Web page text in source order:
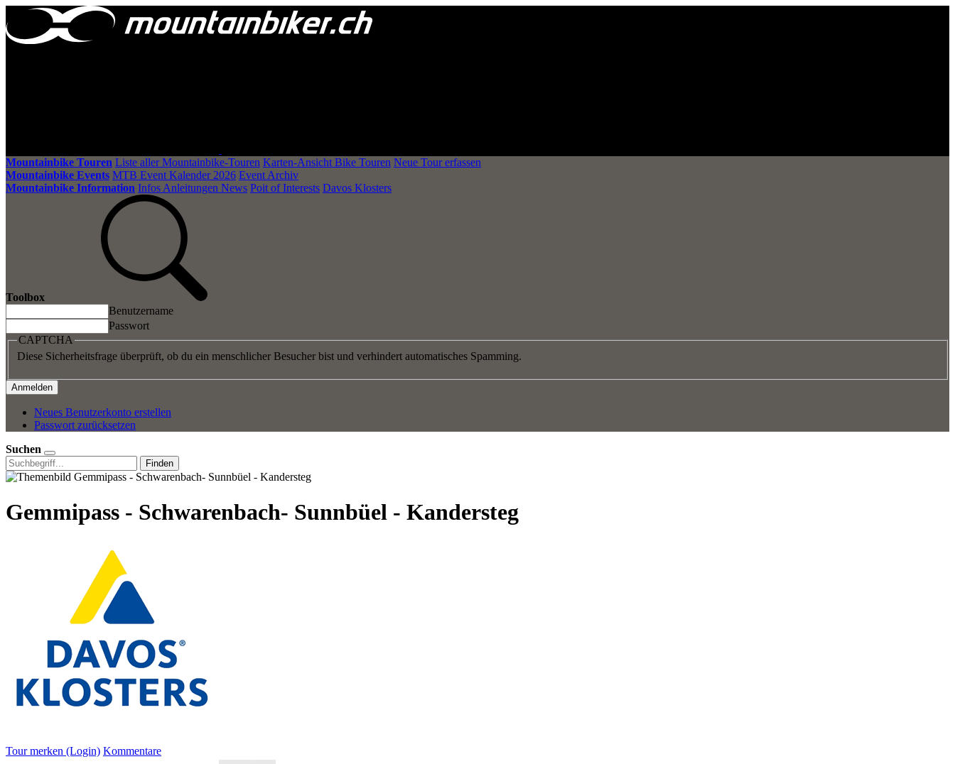
Mountainbike Touren Liste aller Mountainbike-Touren Karten-Ansicht Bike Touren Neue Tour erfassen
Mountainbike Events MTB Event Kalender 2026 Event Archiv
Mountainbike Information Infos Anleitungen News Poit of Interests Davos Klosters
Toolbox
Benutzername
Passwort
CAPTCHA
Diese Sicherheitsfrage überprüft, ob du ein menschlicher Besucher bist und verhindert automatisches Spamming.
Neues Benutzerkonto erstellen
Passwort zurücksetzen
Suchen
Finden
Gemmipass - Schwarenbach- Sunnbüel - Kandersteg
Tour merken (Login) Kommentare